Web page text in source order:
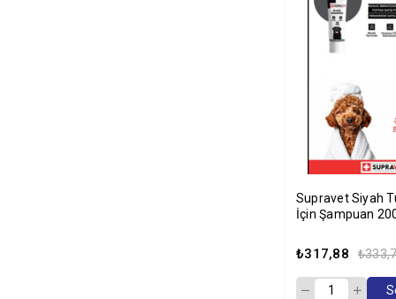
Supravet Siyah Tüylü Köpekler
İçin Şampuan
₺317,88